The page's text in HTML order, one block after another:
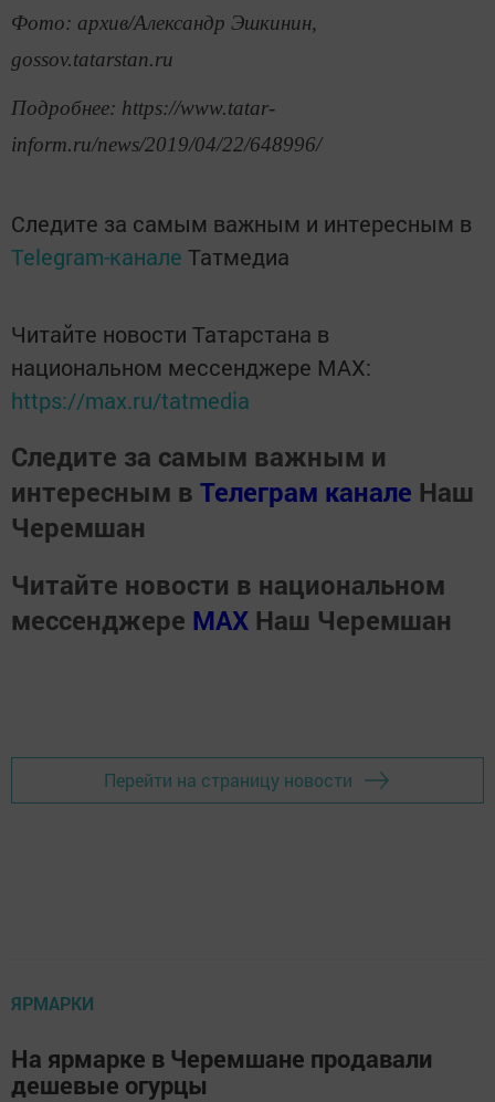
Фото: архив/Александр Эшкинин,
gossov.tatarstan.ru
Подробнее: https://www.tatar-
inform.ru/news/2019/04/22/648996/
Следите за самым важным и интересным в
Telegram-канале Татмедиа
Читайте новости Татарстана в
национальном мессенджере MАХ:
https://max.ru/tatmedia
Следите за самым важным и
интересным в Телеграм канале Наш
Черемшан
Читайте новости в национальном
мессенджере MАХ Наш Черемшан
Перейти на страницу новости
ЯРМАРКИ
На ярмарке в Черемшане продавали
дешевые огурцы